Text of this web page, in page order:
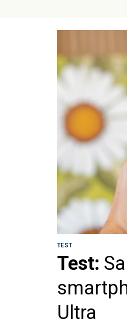
TEST
Test:
Ultra